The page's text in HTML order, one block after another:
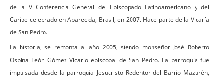
de la V Conferencia General del Episcopado Latinoamericano y del
Caribe celebrado en Aparecida, Brasil, en 2007. Hace parte de la Vicaría
de San Pedro.
La historia, se remonta al año 2005, siendo monseñor José Roberto
Ospina León Gómez Vicario episcopal de San Pedro. La parroquia fue
impulsada desde la parroquia Jesucristo Redentor del Barrio Mazurén,